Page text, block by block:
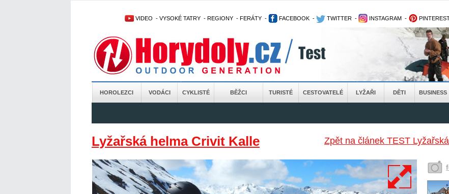
VIDEO - VYSOKÉ TATRY - REGIONY - FERÁTY - FACEBOOK - TWITTER - INSTAGRAM -
HOROLEZCI VODÁCI CYKLISTÉ BĚŽCI TURISTÉ CESTOVATELÉ LYŽAŘI DĚTI BUSINESS
Zpět na článek TEST
Lyžařská helma Crivit Kalle